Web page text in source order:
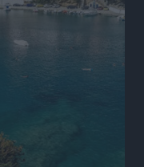
εμπειρία,
μεθόδους»
Κοντίτσης